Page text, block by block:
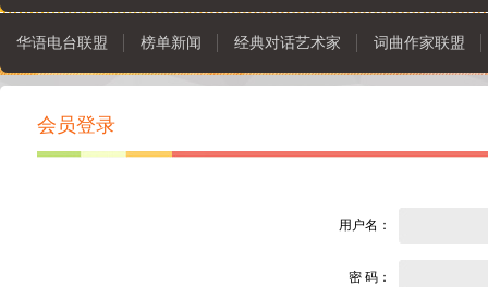
华语电台联盟 榜单新闻 经典对话艺术家 词曲作家联盟
会员登录
用户名：
密 码：